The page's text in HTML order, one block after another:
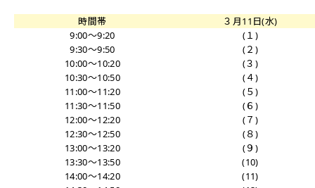
時間帯
３月11日(水)
9:00～9:20
(１)
9:30～9:50
(２)
10:00～10:20
(３)
10:30～10:50
(４)
11:00～11:20
(５)
11:30～11:50
(６)
12:00～12:20
(７)
12:30～12:50
(８)
13:00～13:20
(９)
13:30～13:50
(10)
14:00～14:20
(11)